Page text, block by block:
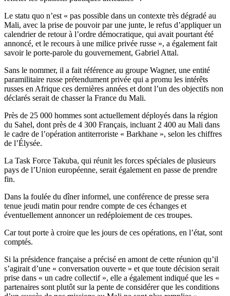
Le statu quo n’est « pas possible dans un contexte très dégradé au
Mali, avec la prise de pouvoir par une junte, le refus d’appliquer un
calendrier de retour à l’ordre démocratique, qui avait pourtant été
annoncé, et le recours à une milice privée russe », a également fait
savoir le porte-parole du gouvernement, Gabriel Attal.
Sans le nommer, il a fait référence au groupe Wagner, une entité
paramilitaire russe prétendument privée qui a promu les intérêts
russes en Afrique ces dernières années et dont l’un des objectifs non
déclarés serait de chasser la France du Mali.
Près de 25 000 hommes sont actuellement déployés dans la région
du Sahel, dont près de 4 300 Français, incluant 2 400 au Mali dans
le cadre de l’opération antiterroriste « Barkhane », selon les chiffres
de l’Élysée.
La Task Force Takuba, qui réunit les forces spéciales de plusieurs
pays de l’Union européenne, serait également en passe de prendre
fin.
Dans la foulée du dîner informel, une conférence de presse sera
tenue jeudi matin pour rendre compte de ces échanges et
éventuellement annoncer un redéploiement de ces troupes.
Car tout porte à croire que les jours de ces opérations, en l’état, sont
comptés.
Si la présidence française a précisé en amont de cette réunion qu’il
s’agirait d’une « conversation ouverte » et que toute décision serait
prise dans « un cadre collectif », elle a également indiqué que les «
partenaires sont plutôt sur la pente de considérer que les conditions